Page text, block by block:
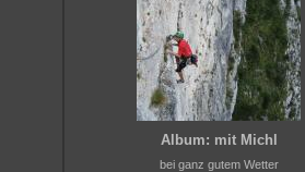
Album: mit Michl
bei ganz gutem Wetter